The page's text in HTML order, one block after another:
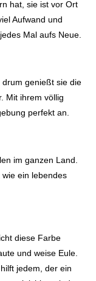
hat, sie ist vor Ort
Aufwand und
Mal aufs Neue.
drum genießt sie die
Mit ihrem völlig
perfekt an.
im ganzen Land.
ein lebendes
diese Farbe
und weise Eule.
jedem, der ein